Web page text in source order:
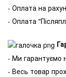
- Оплата на
- Оплата
- Ми гарантуємо
- Весь товар